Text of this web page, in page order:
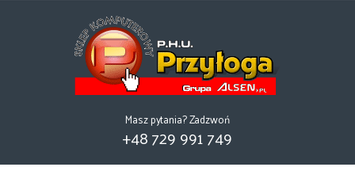
Masz pytania? Zadzwoń
+48 729 991 749